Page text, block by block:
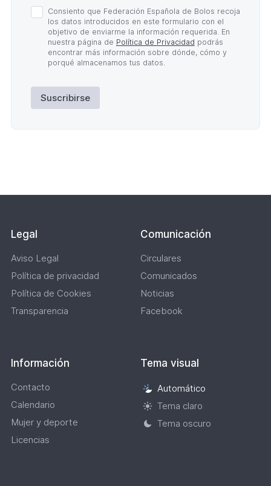
Política
de
Privacidad
Consiento que Federación Española de Bolos recoja
los datos introducidos en este formulario con el
objetivo de enviarme la información requerida. En
nuestra página de Política de Privacidad podrás
encontrar más información sobre dónde, cómo y
porqué almacenamos tus datos.
Suscribirse
Legal
Aviso Legal
Política de privacidad
Política de Cookies
Transparencia
Comunicación
Circulares
Comunicados
Noticias
Facebook
Información
Contacto
Calendario
Mujer y deporte
Licencias
Tema visual
Selección
de
tema
Automático
Tema claro
Tema oscuro